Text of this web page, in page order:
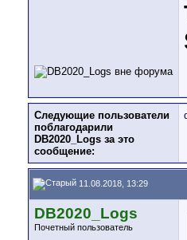
Следующие пользователи
поблагодарили
DB2020_Logs за это
сообщение:
11.08.2018, 13:29
DB2020_Logs
Почетный пользователь